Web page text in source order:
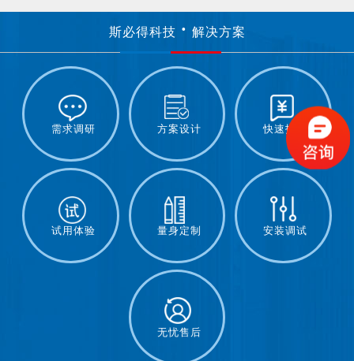
斯必得科技 解决方案
需求调研 方案设计 快速报价
试用体验 量身定制 安装调试
无忧售后